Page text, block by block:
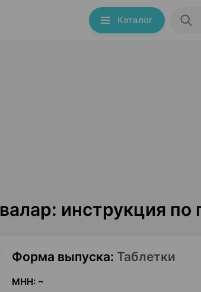
Каталог
инструкция
Форма выпуска: Таблетки
МНН: ~